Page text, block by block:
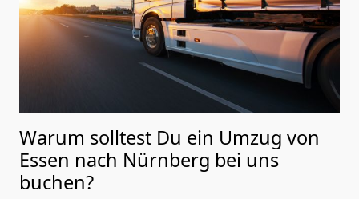
Warum solltest Du ein Umzug von
Essen nach Nürnberg bei uns
buchen?